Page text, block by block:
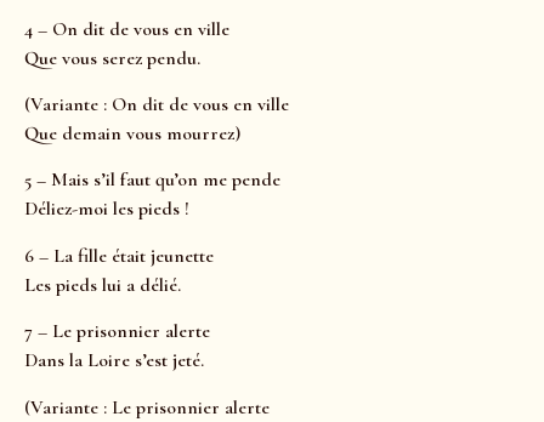
4 – On dit de vous en ville
Que vous serez pendu.
(Variante : On dit de vous en ville
Que demain vous mourrez)
5 – Mais s’il faut qu’on me pende
Déliez-moi les pieds !
6 – La fille était jeunette
Les pieds lui a délié.
7 – Le prisonnier alerte
Dans la Loire s’est jeté.
(Variante : Le prisonnier alerte